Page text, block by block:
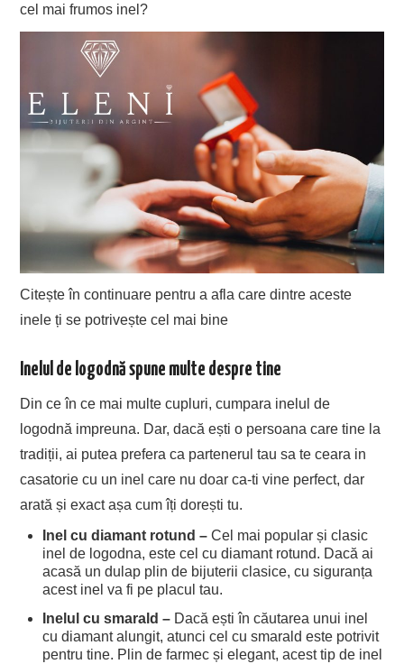
cel mai frumos inel?
Citește în continuare pentru a afla care dintre aceste
inele ți se potrivește cel mai bine
Inelul de logodnă spune multe despre tine
Din ce în ce mai multe cupluri, cumpara inelul de
logodnă impreuna. Dar, dacă ești o persoana care tine la
tradiții, ai putea prefera ca partenerul tau sa te ceara in
casatorie cu un inel care nu doar ca-ti vine perfect, dar
arată și exact așa cum îți dorești tu.
Inel cu diamant rotund –Cel mai popular și clasic
inel de logodna, este cel cu diamant rotund. Dacă ai
acasă un dulap plin de bijuterii clasice, cu siguranța
acest inel va fi pe placul tau.
Inelul cu smarald – Dacă ești în căutarea unui inel
cu diamant alungit, atunci cel cu smarald este potrivit
pentru tine. Plin de farmec și elegant, acest tip de inel